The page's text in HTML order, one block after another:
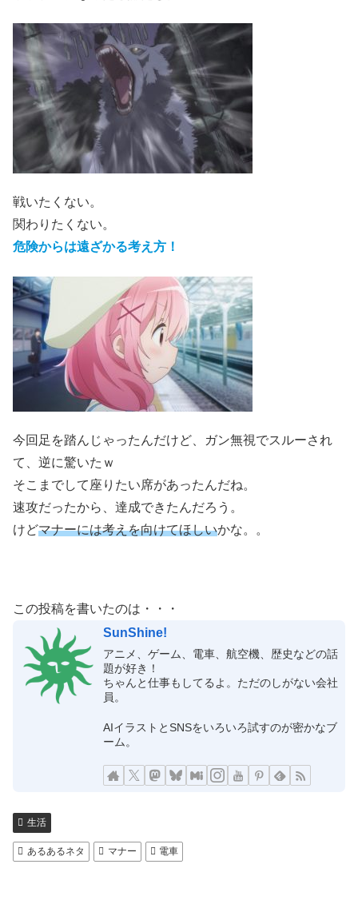
戦いたくない。
関わりたくない。
危険からは遠ざかる考え方！
今回足を踏んじゃったんだけど、ガン無視でスルーされ
て、逆に驚いたｗ
そこまでして座りたい席があったんだね。
速攻だったから、達成できたんだろう。
けどマナーには考えを向けてほしいかな。。
この投稿を書いたのは・・・
SunShine!
アニメ、ゲーム、電車、航空機、歴史などの話
題が好き！
ちゃんと仕事もしてるよ。ただのしがない会社
員。
AIイラストとSNSをいろいろ試すのが密かなブ
ーム。
生活
あるあるネタ マナー 電車